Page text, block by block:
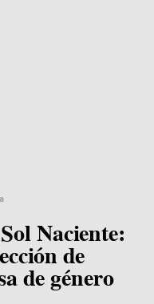
Naciente:
de
de género